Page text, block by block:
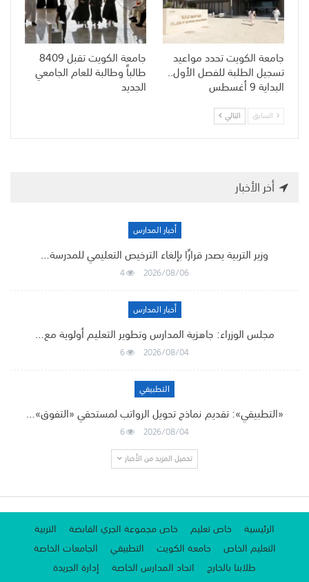
جامعة الكويت تحدد مواعيد
تسجيل الطلبة للفصل الأول..
البداية 9 أغسطس
جامعة الكويت تقبل 8409
طالباً وطالبة للعام الجامعي
الجديد
السابق التالي
أخر الأخبار
أخبار المدارس
وزير التربية يصدر قرارًا بإلغاء الترخيص التعليمي للمدرسة…
2026/08/06
4
أخبار المدارس
مجلس الوزراء: جاهزية المدارس وتطوير التعليم أولوية مع…
2026/08/04
6
التطبيقي
«التطبيقي»: تقديم نماذج تحويل الرواتب لمستحقي «التفوق»…
2026/08/04
6
تحميل المزيد من الأخبار
الرئيسية خاص تعليم خاص مجموعة الجري القابضة
التربية
التعليم الخاص
جامعة الكويت التطبيقي
الجامعات الخاصة
طلابنا بالخارج
اتحاد المدارس الخاصة إدارة الجريدة